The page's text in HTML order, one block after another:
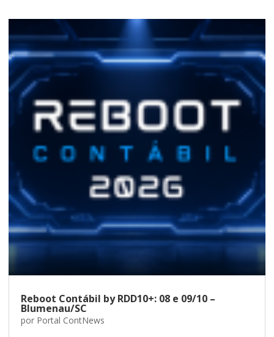
Reboot Contábil by RDD10+: 08 e 09/10 –
Blumenau/SC
por Portal ContNews